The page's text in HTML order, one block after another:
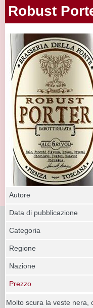
Robust
Autore
Data di pubblicazione
Categoria
Regione
Nazione
Prezzo
Molto scura la veste nera,